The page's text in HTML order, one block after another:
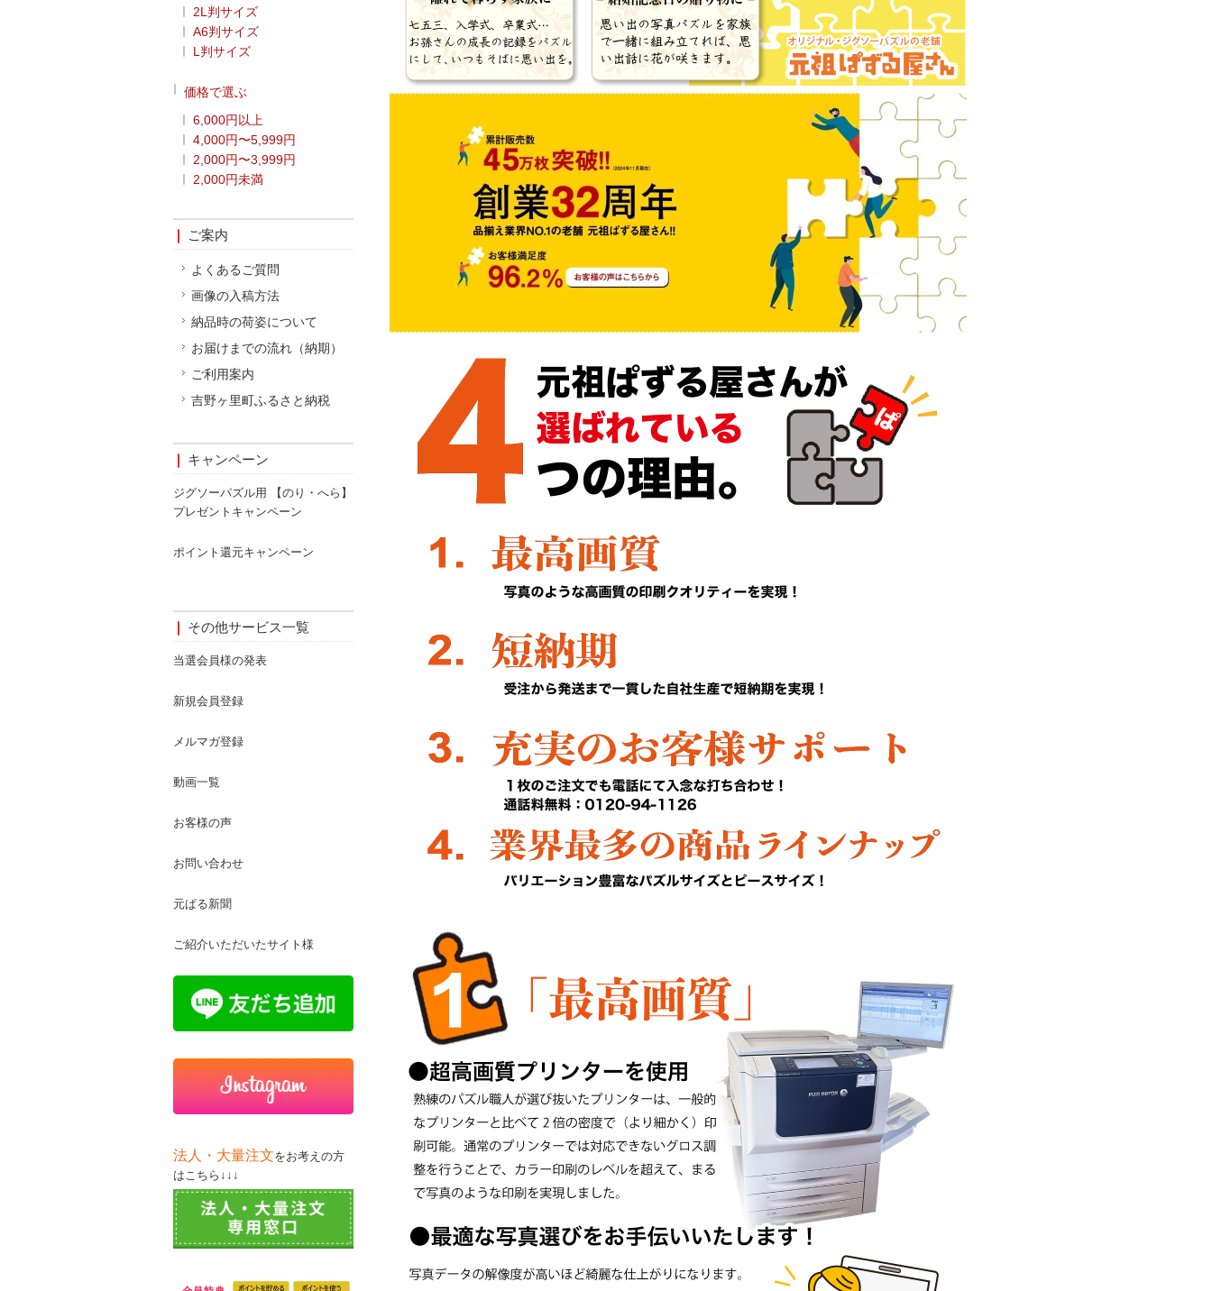
2L判サイズ
A6判サイズ
L判サイズ
価格で選ぶ
6,000円以上
4,000円〜5,999円
2,000円〜3,999円
2,000円未満
ご案内
よくあるご質問
画像の入稿方法
納品時の荷姿について
お届けまでの流れ（納期）
ご利用案内
吉野ヶ里町ふるさと納税
キャンペーン
ジグソーパズル用 【のり・へら】
プレゼントキャンペーン
ポイント還元キャンペーン
その他サービス一覧
当選会員様の発表
新規会員登録
メルマガ登録
動画一覧
お客様の声
お問い合わせ
元ぱる新聞
ご紹介いただいたサイト様
法人・大量注文をお考えの方
はこちら↓↓↓